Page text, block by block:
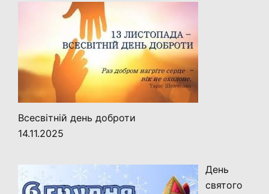
Всесвітній день доброти
14.11.2025
День
святого